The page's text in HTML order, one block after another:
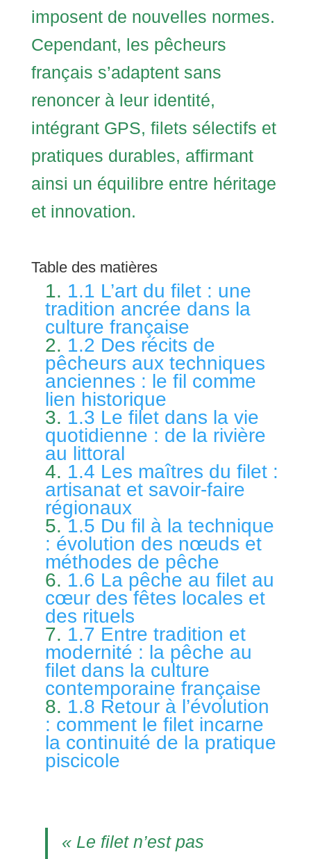
imposent de nouvelles normes.
Cependant, les pêcheurs
français s’adaptent sans
renoncer à leur identité,
intégrant GPS, filets sélectifs et
pratiques durables, affirmant
ainsi un équilibre entre héritage
et innovation.
Table des matières
1.1 L’art du filet : une
tradition ancrée dans la
culture française
1.2 Des récits de
pêcheurs aux techniques
anciennes : le fil comme
lien historique
1.3 Le filet dans la vie
quotidienne : de la rivière
au littoral
1.4 Les maîtres du filet :
artisanat et savoir-faire
régionaux
1.5 Du fil à la technique
: évolution des nœuds et
méthodes de pêche
1.6 La pêche au filet au
cœur des fêtes locales et
des rituels
1.7 Entre tradition et
modernité : la pêche au
filet dans la culture
contemporaine française
1.8 Retour à l’évolution
: comment le filet incarne
la continuité de la pratique
piscicole
« Le filet n’est pas